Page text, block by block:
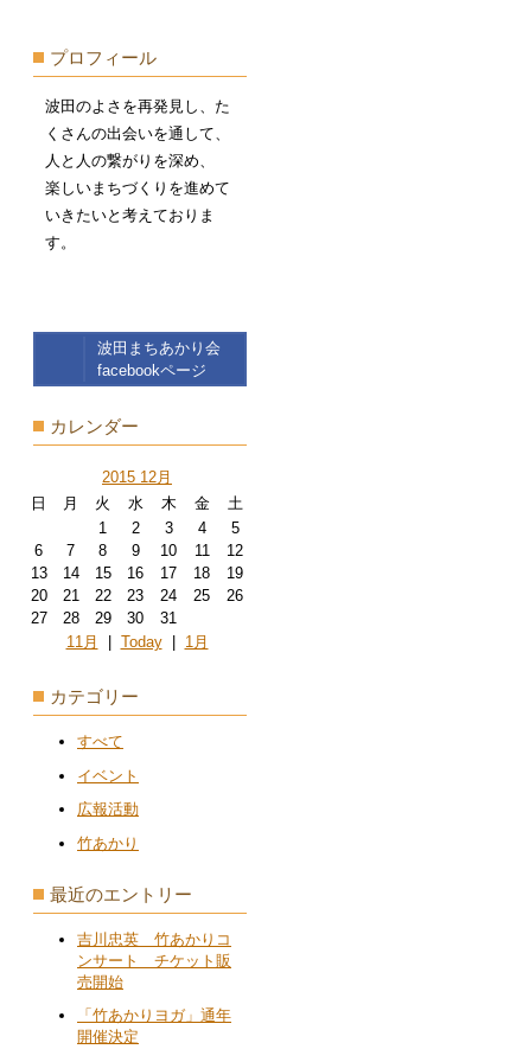
プロフィール
波田のよさを再発見し、た
くさんの出会いを通して、
人と人の繋がりを深め、
楽しいまちづくりを進めて
いきたいと考えておりま
す。
波田まちあかり会
facebookページ
カレンダー
2015 12月
日
月 火 水 木 金
土
1
2 3 4
5
6
7 8 9 10 11
12
13
14 15 16 17 18
19
20
21 22 23 24 25
26
27
28 29 30
31
11月
Today| 1月
カテゴリー
すべて
イベント
広報活動
竹あかり
最近のエントリー
吉川忠英 竹あかりコ
ンサート チケット販
売開始
「竹あかりヨガ」通年
開催決定